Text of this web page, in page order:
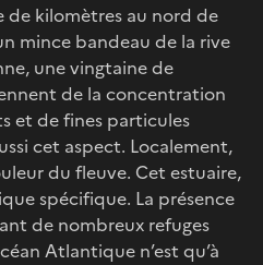
de kilomètres au nord de
mince bandeau de la rive
une vingtaine de
de la concentration
et de fines particules
cet aspect. Localement,
du fleuve. Cet estuaire,
spécifique. La présence
de nombreux refuges
Atlantique n’est qu’à